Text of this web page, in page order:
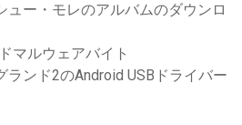
ュー・モレのアルバムのダウンロ
マルウェアバイト
ンド2のAndroid USBドライバー